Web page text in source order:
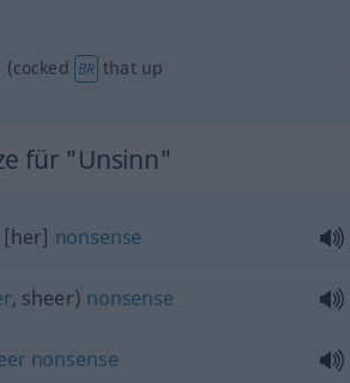
(cocked BR that up
für "Unsinn"
nonsense
, sheer) nonsense
nonsense